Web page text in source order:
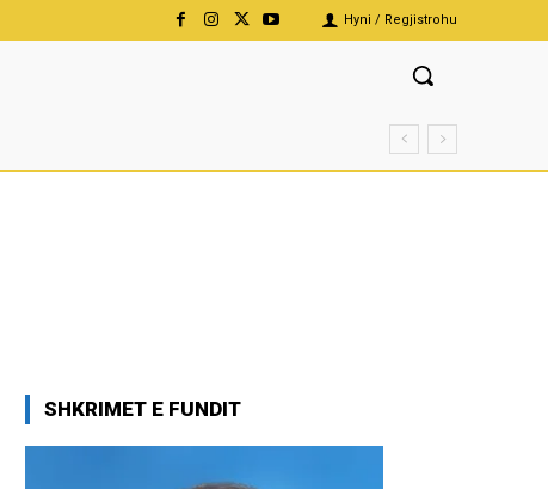
Hyni / Regjistrohu
SHKRIMET E FUNDIT